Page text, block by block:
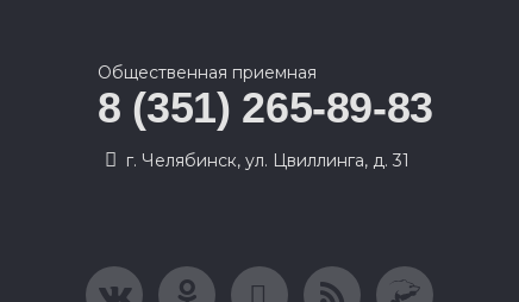
Общественная приемная
8 (351) 265-89-83
г. Челябинск, ул. Цвиллинга, д. 31